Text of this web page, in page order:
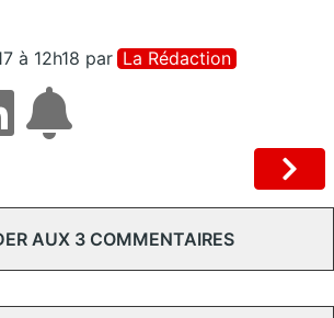
à 12h18 par La Rédaction
AUX 3 COMMENTAIRES